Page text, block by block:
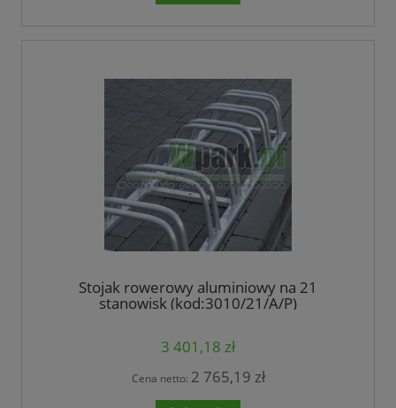
Stojak rowerowy aluminiowy na 21
stanowisk (kod:3010/21/A/P)
3 401,18 zł
Cena netto: 2 765,19 zł